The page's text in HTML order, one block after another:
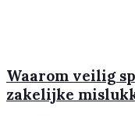
Waarom veilig
zakelijke